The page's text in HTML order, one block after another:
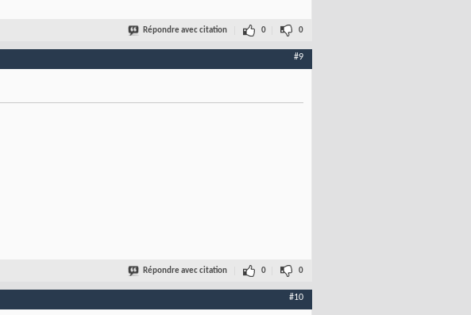
Répondre avec citation 0 0
#9
Répondre avec citation 0 0
#10